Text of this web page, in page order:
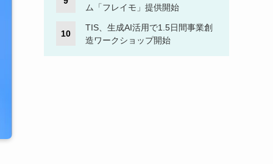
ム「フレイモ」提供開始
TIS、生成AI活用で1.5日間事業創
造ワークショップ開始